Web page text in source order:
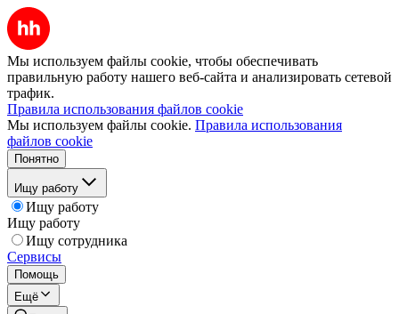
Мы используем файлы cookie, чтобы обеспечивать
правильную работу нашего веб-сайта и анализировать сетевой
трафик.
Правила использования файлов cookie
Мы используем файлы cookie. Правила использования
файлов cookie
Понятно
Ищу работу
Ищу работу
Ищу работу
Ищу сотрудника
Сервисы
Помощь
Ещё